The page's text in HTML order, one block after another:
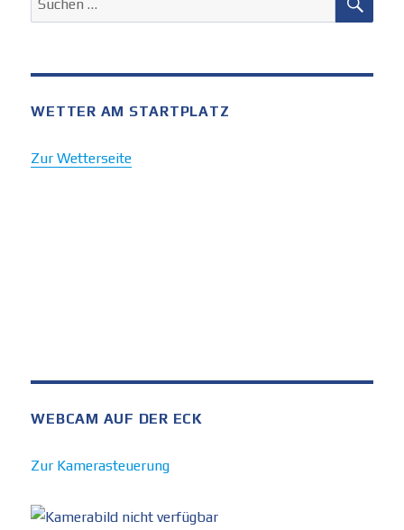
nach:
WETTER AM STARTPLATZ
Zur Wetterseite
WEBCAM AUF DER ECK
Zur Kamerasteuerung